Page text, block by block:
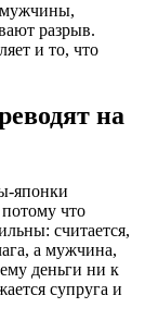
мужчины,
разрыв.
и то, что
на
японки
что
считается,
а мужчина,
деньги ни к
супруга и